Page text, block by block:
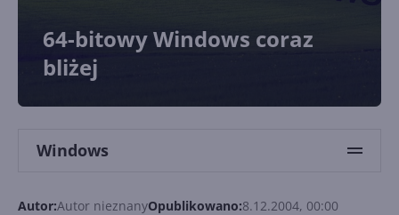
64-bitowy Windows coraz
bliżej
Windows
Autor:Autor nieznanyOpublikowano:8.12.2004, 00:00